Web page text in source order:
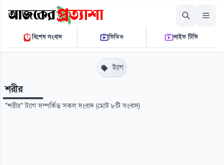
রোববার, ০৯ আগস্ট ২০২৬
০৬:৫১:৩৮ এ.এম.THE DAILY AJKER PROTTASHA
বিশেষ সংবাদ ভিডিও লাইভ টিভি
ট্যাগ
শরীর
"শরীর" ট্যাগ সম্পর্কিত সকল সংবাদ (মোট ৮টি সংবাদ)